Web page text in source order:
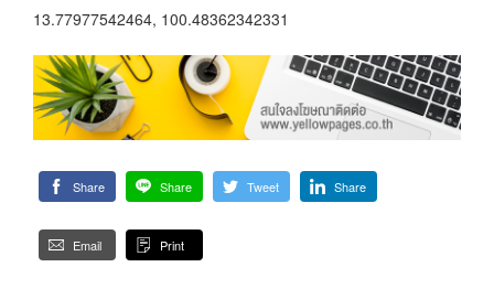
13.77977542464, 100.48362342331
Share Share Tweet Share
Email Print